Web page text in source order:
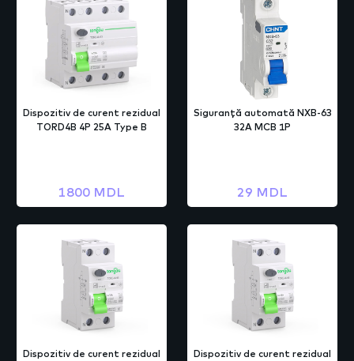
Dispozitiv de curent rezidual
TORD4B 4P 25A Type B
1800 MDL
Siguranță automată NXB-63
32A MCB 1P
29 MDL
Dispozitiv de curent rezidual
Dispozitiv de curent rezidual